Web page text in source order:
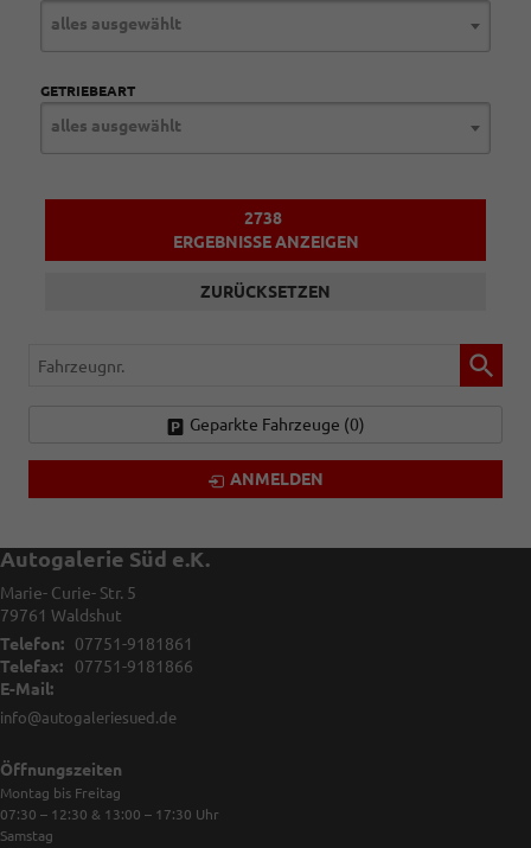
alles ausgewählt
GETRIEBEART
alles ausgewählt
2738
ERGEBNISSE ANZEIGEN
ZURÜCKSETZEN
Fahrzeugnr.
Geparkte Fahrzeuge (0)
ANMELDEN
Autogalerie Süd e.K.
Marie- Curie- Str. 5
79761 Waldshut
Telefon:
07751-9181861
Telefax:
07751-9181866
E-Mail:
info@autogaleriesued.de
Öffnungszeiten
Montag bis Freitag
07:30 – 12:30 & 13:00 – 17:30 Uhr
Samstag